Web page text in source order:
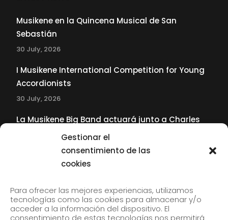
Gestionar el
consentimiento de las
cookies
Para ofrecer las mejores experiencias, utilizamos
tecnologías como las cookies para almacenar y/o
acceder a la información del dispositivo. El
consentimiento de estas tecnologías nos permitirá
Musikene en la Quincena Musical de San
Sebastián
30 July, 2026
I Musikene International Competition for Young
Accordionists
30 July, 2026
La Musikene Big Band actuará junto a Charles
Tolliver en el 61 Jazzaldia